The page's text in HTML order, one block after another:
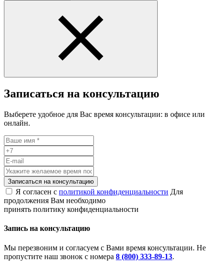
Записаться на консультацию
Выберете удобное для Вас время консультации: в офисе или
онлайн.
Записаться на консультацию
Я согласен с политикой конфиденциальности Для
продолжения Вам необходимо
принять политику конфиденциальности
Запись на консультацию
Мы перезвоним и согласуем с Вами время консультации. Не
пропустите наш звонок с номера 8 (800) 333-89-13.